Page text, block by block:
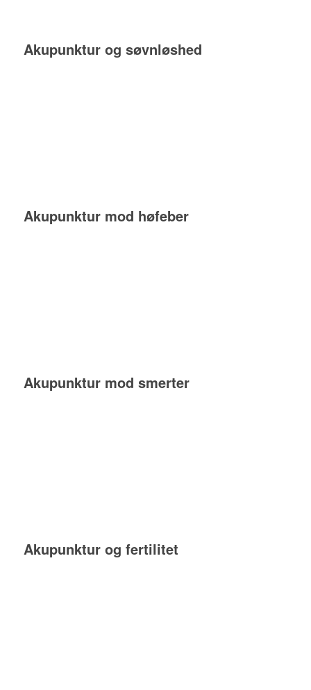
Akupunktur og søvnløshed
Akupunktur mod høfeber
Akupunktur mod smerter
Akupunktur og fertilitet